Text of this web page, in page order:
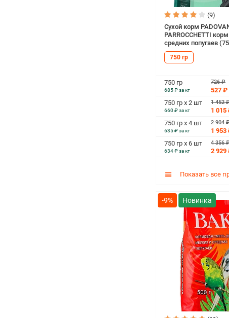
(9)
Сухой корм
PARROCCHETTI
средних попугаев
750 гр
750 гр
685 ₽ за кг
726 ₽
527 ₽
750 гр х 2 шт
660 ₽ за кг
1 452
1 015
750 гр х 4 шт
635 ₽ за кг
2 904
1 953
750 гр х 6 шт
634 ₽ за кг
4 356
2 929
Показать все
-9%